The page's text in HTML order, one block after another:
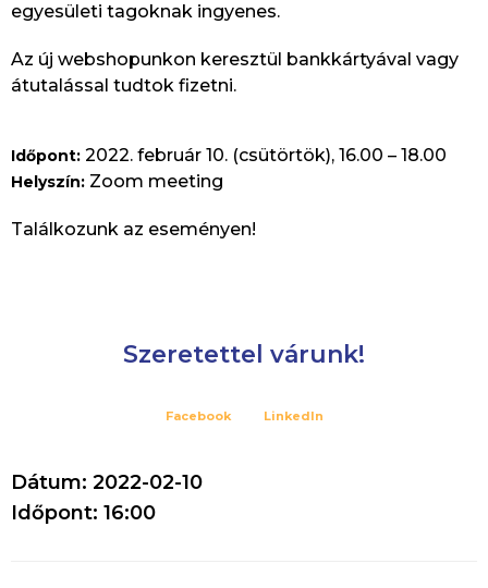
egyesületi tagoknak ingyenes.
Az új webshopunkon keresztül bankkártyával vagy
átutalással tudtok fizetni.
Időpont: 2022. február 10. (csütörtök), 16.00 – 18.00
Helyszín: Zoom meeting
Találkozunk az eseményen!
Szeretettel várunk!
Facebook LinkedIn
Dátum: 2022-02-10
Időpont: 16:00